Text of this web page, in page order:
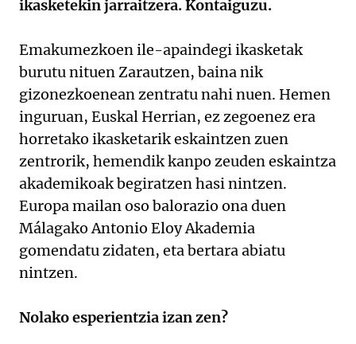
ikasketekin jarraitzera. Kontaiguzu.
Emakumezkoen ile-apaindegi ikasketak
burutu nituen Zarautzen, baina nik
gizonezkoenean zentratu nahi nuen. Hemen
inguruan, Euskal Herrian, ez zegoenez era
horretako ikasketarik eskaintzen zuen
zentrorik, hemendik kanpo zeuden eskaintza
akademikoak begiratzen hasi nintzen.
Europa mailan oso balorazio ona duen
Málagako Antonio Eloy Akademia
gomendatu zidaten, eta bertara abiatu
nintzen.
Nolako esperientzia izan zen?